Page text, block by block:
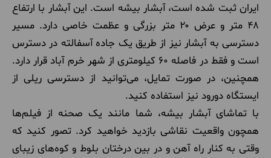
ایران ثبت شده است، آبشار بیشه است. این آبشار با ارتفاع
۴۸ متر و عرض ۲۰ متر بزرگی و عظمت خاصی دارد. مسیر
دسترسی به آبشار نیز از طریق یک جاده آسفالته در دسترس
است و فقط در فاصله ۶۰ کیلومتری از شهر خرم آباد قرار دارد.
همچنین، در صورت تمایل، می‌توانید از دسترسی ریلی از
ایستگاه دورود نیز استفاده کنید.
با تماشای آبشار بیشه، شما مانند یک صحنه از فیلم‌ها
همچون واقعیت نقاشی بازدید خواهید کرد. تصور کنید که
وقتی به کنار راه آهن و در بین درختان بلوط و کوه‌های زیبای